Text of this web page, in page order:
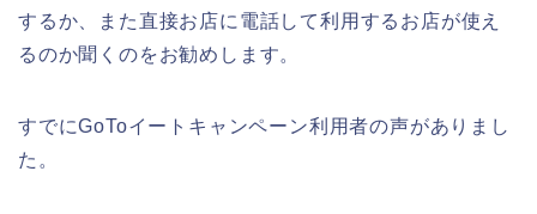
するか、また直接お店に電話して利用するお店が使え
るのか聞くのをお勧めします。
すでにGoToイートキャンペーン利用者の声がありまし
た。